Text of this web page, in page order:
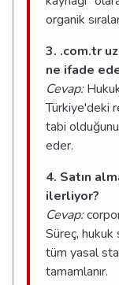
organik
3. .com.tr
ne ifade
Cevap:
Türkiye'deki
tabi
eder.
4. Satın
ilerliyor?
Cevap:
Süreç,
tüm yasal
tamamlanır.